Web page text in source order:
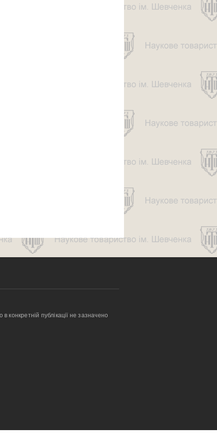
в конкретній публікації не зазначено